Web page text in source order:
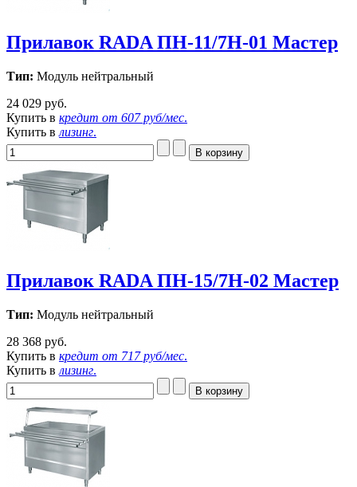
Прилавок RADA ПН-11/7Н-01 Мастер
Тип: Модуль нейтральный
24 029 руб.
Купить в кредит от 607 руб/мес.
Купить в лизинг.
Прилавок RADA ПН-15/7Н-02 Мастер
Тип: Модуль нейтральный
28 368 руб.
Купить в кредит от 717 руб/мес.
Купить в лизинг.